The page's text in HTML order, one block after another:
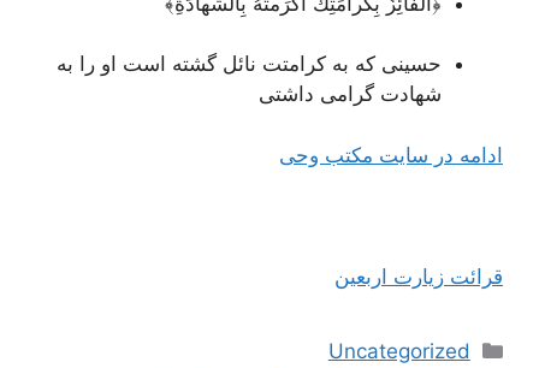
حسینی که به کرامتت نائل گشته است او را به
شهادت گرامی داشتی
ادامه در سایت مکتب وحی
قرائت زیارت اربعین
دسته‌ها
Uncategorized